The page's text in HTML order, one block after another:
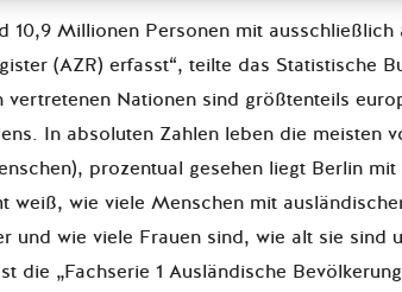
10,9 Millionen Personen mit
(AZR) erfasst“, teilte das Statistische
vertretenen Nationen sind größtenteils
In absoluten Zahlen leben die meisten
prozentual gesehen liegt Berlin
weiß, wie viele Menschen mit
und wie viele Frauen sind, wie alt sie sind
die „Fachserie 1 Ausländische